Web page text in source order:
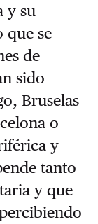
y su
que se
de
sido
Bruselas
o
y
tanto
y que